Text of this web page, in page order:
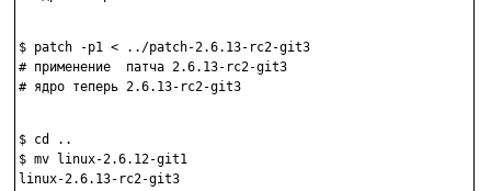
$ patch -p1 < ../patch-2.6.13-rc2-git3
# применение  патча 2.6.13-rc2-git3
# ядро теперь 2.6.13-rc2-git3
$ cd ..
$ mv linux-2.6.12-git1
linux-2.6.13-rc2-git3